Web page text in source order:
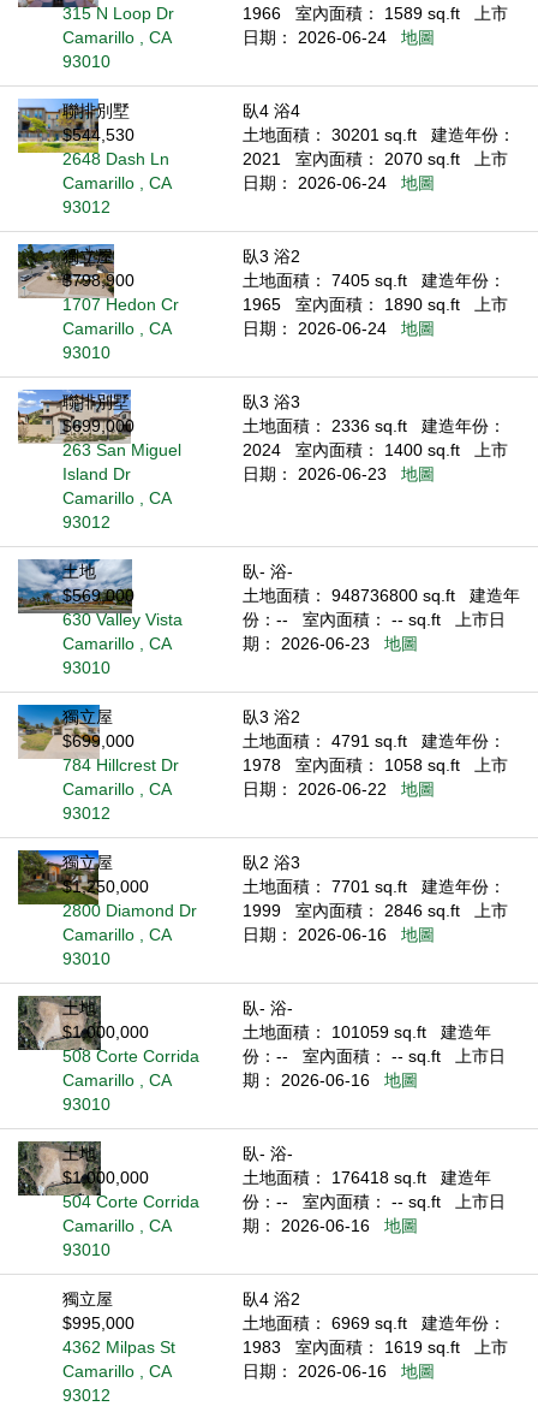
315 N Loop Dr
Camarillo , CA
93010
1966
室內面積： 1589 sq.ft
上市
日期： 2026-06-24
地圖
聯排別墅
$544,530
2648 Dash Ln
Camarillo , CA
93012
臥4 浴4
土地面積： 30201 sq.ft
建造年份：
2021
室內面積： 2070 sq.ft
上市
日期： 2026-06-24
地圖
獨立屋
$798,900
1707 Hedon Cr
Camarillo , CA
93010
臥3 浴2
土地面積： 7405 sq.ft
建造年份：
1965
室內面積： 1890 sq.ft
上市
日期： 2026-06-24
地圖
聯排別墅
$699,000
263 San Miguel
Island Dr
Camarillo , CA
93012
臥3 浴3
土地面積： 2336 sq.ft
建造年份：
2024
室內面積： 1400 sq.ft
上市
日期： 2026-06-23
地圖
土地
$569,000
630 Valley Vista
Camarillo , CA
93010
臥- 浴-
土地面積： 948736800 sq.ft
建造年
份：--
室內面積： -- sq.ft
上市日
期： 2026-06-23
地圖
獨立屋
$699,000
784 Hillcrest Dr
Camarillo , CA
93012
臥3 浴2
土地面積： 4791 sq.ft
建造年份：
1978
室內面積： 1058 sq.ft
上市
日期： 2026-06-22
地圖
獨立屋
$1,250,000
2800 Diamond Dr
Camarillo , CA
93010
臥2 浴3
土地面積： 7701 sq.ft
建造年份：
1999
室內面積： 2846 sq.ft
上市
日期： 2026-06-16
地圖
土地
$1,000,000
508 Corte Corrida
Camarillo , CA
93010
臥- 浴-
土地面積： 101059 sq.ft
建造年
份：--
室內面積： -- sq.ft
上市日
期： 2026-06-16
地圖
土地
$1,000,000
504 Corte Corrida
Camarillo , CA
93010
臥- 浴-
土地面積： 176418 sq.ft
建造年
份：--
室內面積： -- sq.ft
上市日
期： 2026-06-16
地圖
獨立屋
$995,000
4362 Milpas St
Camarillo , CA
93012
臥4 浴2
土地面積： 6969 sq.ft
建造年份：
1983
室內面積： 1619 sq.ft
上市
日期： 2026-06-16
地圖